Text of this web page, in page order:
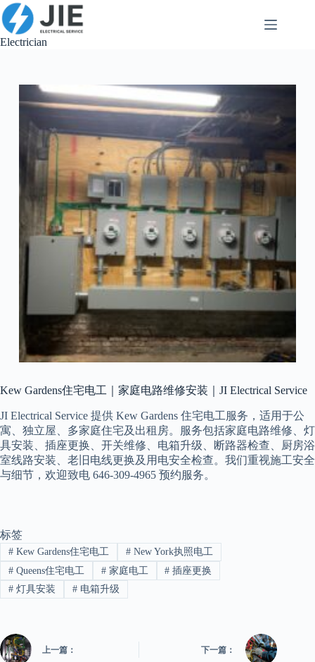
跳
至
内
Electrician
Kew Gardens住宅电工｜家庭电路维修安装｜JI Electrical Service
JI Electrical Service 提供 Kew Gardens 住宅电工服务，适用于公
寓、独立屋、多家庭住宅及出租房。服务包括家庭电路维修、灯
具安装、插座更换、开关维修、电箱升级、断路器检查、厨房浴
室线路安装、老旧电线更换及用电安全检查。我们重视施工安全
与细节，欢迎致电 646-309-4965 预约服务。
标签
#Kew Gardens住宅电工 #New York执照电工
#Queens住宅电工 #家庭电工 # 插座更换
#灯具安装 #电箱升级
上一篇： 下一篇：